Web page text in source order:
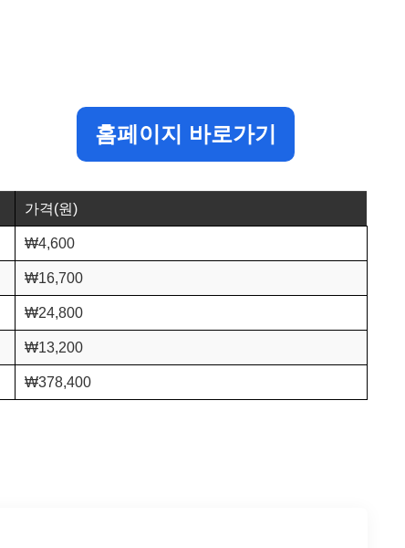
홈페이지 바로가기
가격(원)
₩4,600
₩16,700
₩24,800
₩13,200
₩378,400